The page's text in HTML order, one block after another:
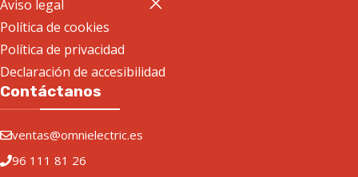
Aviso legal
Política de cookies
Política de privacidad
Declaración de accesibilidad
Contáctanos
ventas@omnielectric.es
96 111 81 26